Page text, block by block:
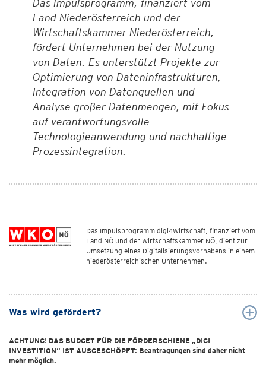
Das Impulsprogramm, finanziert vom
Land Niederösterreich und der
Wirtschaftskammer Niederösterreich,
fördert Unternehmen bei der Nutzung
von Daten. Es unterstützt Projekte zur
Optimierung von Dateninfrastrukturen,
Integration von Datenquellen und
Analyse großer Datenmengen, mit Fokus
auf verantwortungsvolle
Technologieanwendung und nachhaltige
Prozessintegration.
Das Impulsprogramm digi4Wirtschaft, finanziert vom
Land NÖ und der Wirtschaftskammer NÖ, dient zur
Umsetzung eines Digitalisierungsvorhabens in einem
niederösterreichischen Unternehmen.
Was wird gefördert?
ACHTUNG! DAS BUDGET FÜR DIE FÖRDERSCHIENE „DIGI
INVESTITION“ IST AUSGESCHÖPFT: Beantragungen sind daher nicht
mehr möglich.